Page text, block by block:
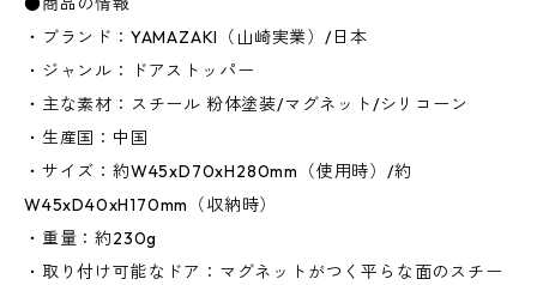
・ブランド：YAMAZAKI（山崎実業）/日本
・ジャンル：ドアストッパー
・主な素材：スチール 粉体塗装/マグネット/シリコーン
・生産国：中国
・サイズ：約W45xD70xH280mm（使用時）/約
W45xD40xH170mm（収納時）
・重量：約230g
・取り付け可能なドア：マグネットがつく平らな面のスチー